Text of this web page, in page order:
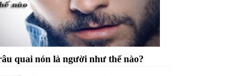
quai nón là người như thế nào?